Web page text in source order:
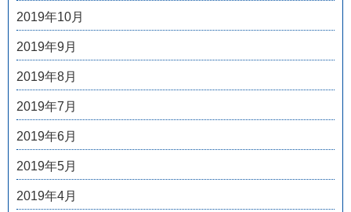
2019年10月
2019年9月
2019年8月
2019年7月
2019年6月
2019年5月
2019年4月